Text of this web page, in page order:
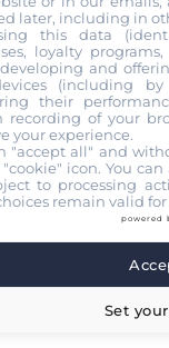
de
sur le
l’enfant
à gaufres sur
poste.
sens : non
à
jeu partagé,
les
en cuisine.
later, including in
this data
loyalty
and
(including
their
recording of your
your experience.
"accept all" and
icon. You
to processing
remain valid
powered
Set